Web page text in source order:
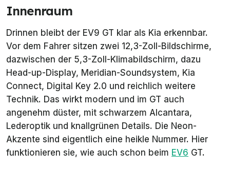
Innenraum
Drinnen bleibt der EV9 GT klar als Kia erkennbar.
Vor dem Fahrer sitzen zwei 12,3-Zoll-Bildschirme,
dazwischen der 5,3-Zoll-Klimabildschirm, dazu
Head-up-Display, Meridian-Soundsystem, Kia
Connect, Digital Key 2.0 und reichlich weitere
Technik. Das wirkt modern und im GT auch
angenehm düster, mit schwarzem Alcantara,
Lederoptik und knallgrünen Details. Die Neon-
Akzente sind eigentlich eine heikle Nummer. Hier
funktionieren sie, wie auch schon beim EV6 GT.